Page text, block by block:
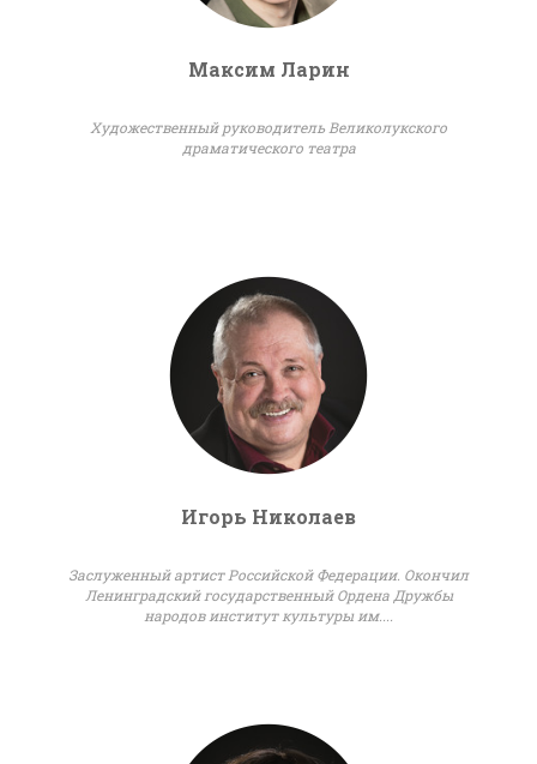
Максим Ларин
Художественный руководитель Великолукского
драматического театра
Игорь Николаев
Заслуженный артист Российской Федерации. Окончил
Ленинградский государственный Ордена Дружбы
народов институт культуры им....